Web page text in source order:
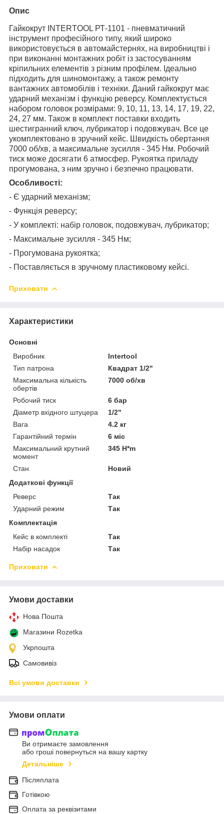
Опис
Гайкокрут INTERTOOL РТ-1101 - пневматичний
інструмент професійного типу, який широко
використовується в автомайстернях, на виробництві і
при виконанні монтажних робіт із застосуванням
кріпильних елементів з різним профілем. Ідеально
підходить для шиномонтажу, а також ремонту
вантажних автомобілів і техніки. Даний гайкокрут має
ударний механізм і функцію реверсу. Комплектується
набором головок розмірами: 9, 10, 11, 13, 14, 17, 19, 22,
24, 27 мм. Також в комплект поставки входить
шестигранний ключ, лубрикатор і подовжувач. Все це
укомплектовано в зручний кейс. Швидкість обертання
7000 об/хв, а максимальне зусилля - 345 Нм. Робочий
тиск може досягати 6 атмосфер. Рукоятка приладу
прогумована, з ним зручно і безпечно працювати.
Особливості:
- Є ударний механізм;
- Функція реверсу;
- У комплекті: набір головок, подовжувач, лубрикатор;
- Максимальне зусилля - 345 Нм;
- Прогумована рукоятка;
- Поставляється в зручному пластиковому кейсі.
Приховати
Характеристики
Основні
Виробник
Intertool
Тип патрона
Квадрат 1/2"
Максимальна кількість
обертів
7000 об/хв
Робочий тиск
6 бар
Діаметр вхідного штуцера
1/2"
Вага
4.2 кг
Гарантійний термін
6 міс
Максимальний крутний
момент
345 H*m
Стан
Новий
Додаткові функції
Реверс
Так
Ударний режим
Так
Комплектація
Кейс в комплекті
Так
Набір насадок
Так
Приховати
Умови доставки
Нова Пошта
Магазини Rozetka
Укрпошта
Самовивіз
Всі умови доставки
Умови оплати
Ви отримаєте замовлення
або гроші повернуться на вашу картку
Детальніше
Післяплата
Готівкою
Оплата за реквізитами